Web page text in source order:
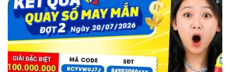
Kinh tế
Bất động sản
Khởi nghiệp
Thị trường
Giá vàng
Tiêu dùng
Tỷ giá
Chứng khoán